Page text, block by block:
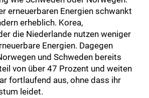
erneuerbaren Energien schwankt
erheblich. Korea,
die Niederlande nutzen weniger
Energien. Dagegen
und Schweden bereits
von über 47 Prozent und weiten
fortlaufend aus, ohne dass ihr
leidet.